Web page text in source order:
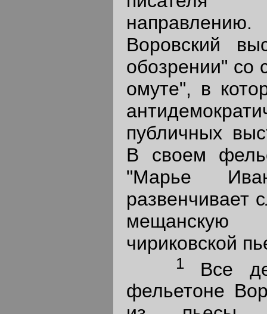
Воровский
обозрении" со
омуте", в
публичных
В своем
"Марье
развенчивает
чириковской
1Все
фельетоне